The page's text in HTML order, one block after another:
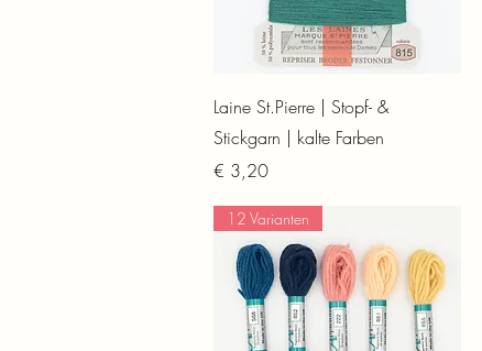
Schnellansicht
Laine St.Pierre | Stopf- &
Stickgarn | kalte Farben
Preis
€ 3,20
12 Varianten